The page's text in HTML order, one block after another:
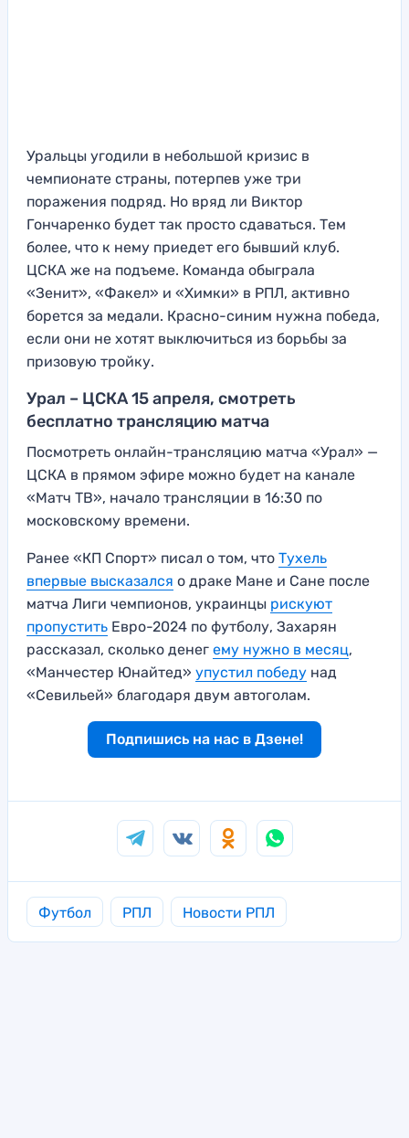
Уральцы угодили в небольшой кризис в
чемпионате страны, потерпев уже три
поражения подряд. Но вряд ли Виктор
Гончаренко будет так просто сдаваться. Тем
более, что к нему приедет его бывший клуб.
ЦСКА же на подъеме. Команда обыграла
«Зенит», «Факел» и «Химки» в РПЛ, активно
борется за медали. Красно-синим нужна победа,
если они не хотят выключиться из борьбы за
призовую тройку.
Урал – ЦСКА 15 апреля, смотреть
бесплатно трансляцию матча
Посмотреть онлайн-трансляцию матча «Урал» —
ЦСКА в прямом эфире можно будет на канале
«Матч ТВ», начало трансляции в 16:30 по
московскому времени.
Ранее «КП Спорт» писал о том, что Тухель
впервые высказался о драке Мане и Сане после
матча Лиги чемпионов, украинцы рискуют
пропустить Евро-2024 по футболу, Захарян
рассказал, сколько денег ему нужно в месяц,
«Манчестер Юнайтед» упустил победу над
«Севильей» благодаря двум автоголам.
Подпишись на нас в Дзене!
Футбол РПЛ Новости РПЛ